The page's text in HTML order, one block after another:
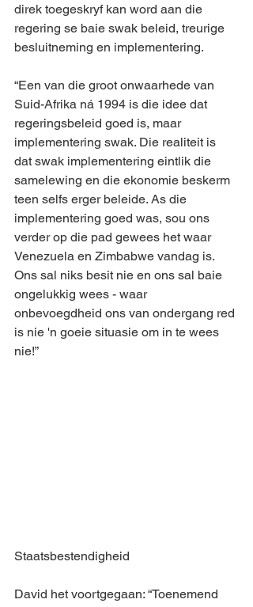
direk toegeskryf kan word aan die
regering se baie swak beleid, treurige
besluitneming en implementering.
“Een van die groot onwaarhede van
Suid-Afrika ná 1994 is die idee dat
regeringsbeleid goed is, maar
implementering swak. Die realiteit is
dat swak implementering eintlik die
samelewing en die ekonomie beskerm
teen selfs erger beleide. As die
implementering goed was, sou ons
verder op die pad gewees het waar
Venezuela en Zimbabwe vandag is.
Ons sal niks besit nie en ons sal baie
ongelukkig wees - waar
onbevoegdheid ons van ondergang red
is nie 'n goeie situasie om in te wees
nie!”
Staatsbestendigheid
David het voortgegaan: “Toenemend